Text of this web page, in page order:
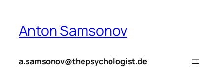
springen
Anton Samsonov
a.samsonov@thepsychologist.de